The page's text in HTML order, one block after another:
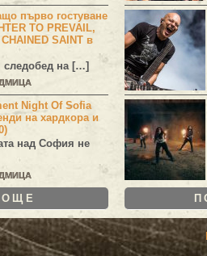
първо гостуване
TO PREVAIL,
SAINT в
следобед на […]
Night Of Sofia
на хардкора и
над София не